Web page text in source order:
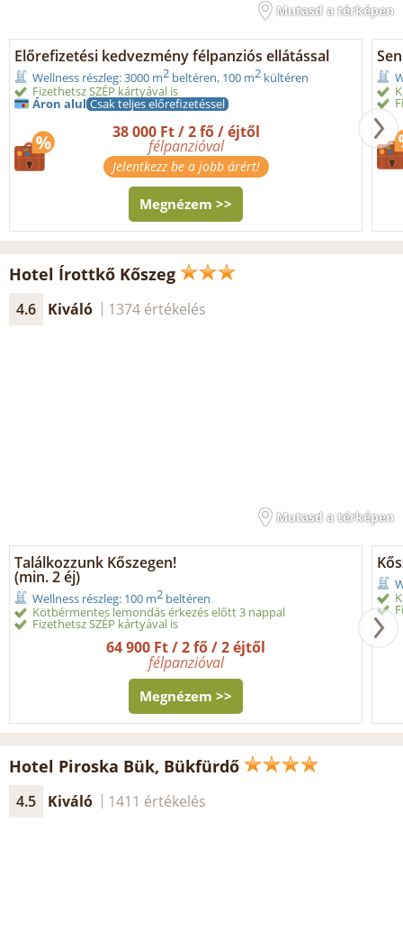
Mutasd a térképen
Előrefizetési kedvezmény félpanziós ellátással
Wellness részleg: 3000 m2 beltéren, 100 m2 kültéren
Fizethetsz SZÉP kártyával is
Áron alul Csak teljes előrefizetéssel
38 000 Ft / 2 fő / éjtől
félpanzióval
Jelentkezz be a jobb árért!
Megnézem >>
Hotel Írottkő Kőszeg
4.6 Kiváló 1374 értékelés
Mutasd a térképen
Találkozzunk Kőszegen!
(min. 2 éj)
Wellness részleg: 100 m2 beltéren
Kötbérmentes lemondás érkezés előtt 3 nappal
Fizethetsz SZÉP kártyával is
64 900 Ft / 2 fő / 2 éjtől
félpanzióval
Megnézem >>
Hotel Piroska Bük, Bükfürdő
4.5 Kiváló 1411 értékelés